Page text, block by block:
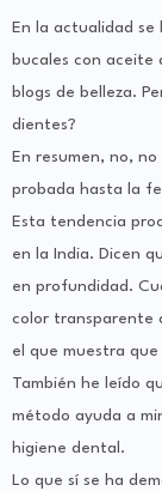
En la actualidad se
bucales con aceite
blogs de belleza.
dientes?
En resumen, no,
probada hasta la
Esta tendencia
en la India. Dicen
en profundidad.
color transparente
el que muestra
También he leído
método ayuda a
higiene dental.
Lo que sí se ha